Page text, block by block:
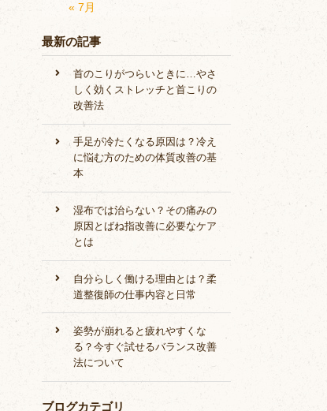
« 7月
最新の記事
首のこりがつらいときに…やさ
しく効くストレッチと首こりの
改善法
手足が冷たくなる原因は？冷え
に悩む方のための体質改善の基
本
湿布では治らない？その痛みの
原因とばね指改善に必要なケア
とは
自分らしく働ける理由とは？柔
道整復師の仕事内容と日常
姿勢が崩れると疲れやすくな
る？今すぐ試せるバランス改善
法について
ブログカテゴリ